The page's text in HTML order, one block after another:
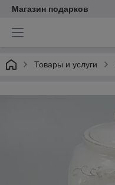
Магазин подарков
Товары и услуги